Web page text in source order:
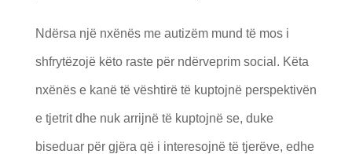
Ndërsa një nxënës me autizëm mund të mos i
shfrytëzojë këto raste për ndërveprim social. Këta
nxënës e kanë të vështirë të kuptojnë perspektivën
e tjetrit dhe nuk arrijnë të kuptojnë se, duke
biseduar për gjëra që i interesojnë të tjerëve, edhe